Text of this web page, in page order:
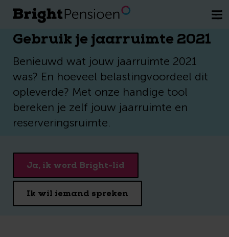
Wil je een kosteloos gesprek met een
van onze pensioenexperts.
je afspraak
Gebruik je jaarruimte 2021
Benieuwd wat jouw jaarruimte 2021
was? En hoeveel belastingvoordeel dit
opleverde? Met onze handige tool
bereken je zelf jouw jaarruimte en
reserveringsruimte.
Ja, ik word Bright-lid
Ik wil iemand spreken